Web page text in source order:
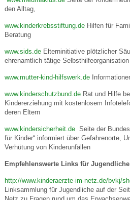
den Alltag,
www.kinderkrebsstiftung.deHilfen für
Beratung
www.sids.deElterninitiative plötzlicher
ehrenamtlich tätige
www.mutter-kind-hilfswerk.de
www.kinderschutzbund.deRat und Hilfe
Kindererziehung mit kostenlosem
deren Eltern
www.kindersicherheit.deSeite der
für Kinder“ informiert über Gefahrenorte,
Verhütung von Kinderunfällen
Empfehlenswerte Links für
http://www.kinderaerzte-im-netz.de/bvkj/
Linksammlung für Jugendliche auf der